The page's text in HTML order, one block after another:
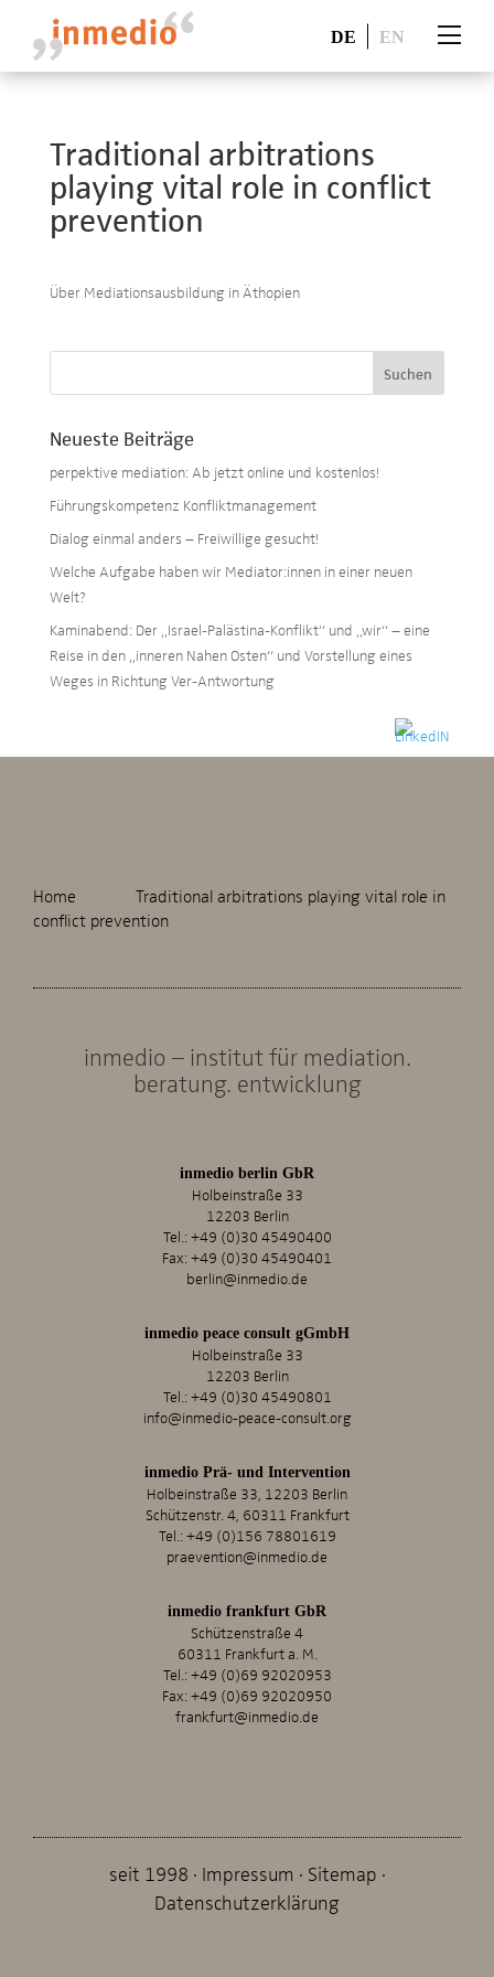
DE EN
Traditional arbitrations
playing vital role in conflict
prevention
Über Mediationsausbildung in Äthopien
Neueste Beiträge
perpektive mediation: Ab jetzt online und kostenlos!
Führungskompetenz Konfliktmanagement
Dialog einmal anders – Freiwillige gesucht!
Welche Aufgabe haben wir Mediator:innen in einer neuen
Welt?
Kaminabend: Der „Israel-Palästina-Konflikt“ und „wir“ – eine
Reise in den „inneren Nahen Osten“ und Vorstellung eines
Weges in Richtung Ver-Antwortung
Home
Traditional arbitrations playing vital role in
conflict prevention
inmedio – institut für mediation.
beratung. entwicklung
inmedio berlin GbR
Holbeinstraße 33
12203 Berlin
Tel.:+49 (0)30 45490400
Fax: +49 (0)30 45490401
berlin@inmedio.de
inmedio peace consult gGmbH
Holbeinstraße 33
12203 Berlin
Tel.:+49 (0)30 45490801
info@inmedio-peace-consult.org
inmedio Prä- und Intervention
Holbeinstraße 33, 12203 Berlin
Schützenstr. 4, 60311 Frankfurt
Tel.:+49 (0)156 78801619
praevention@inmedio.de
inmedio frankfurt GbR
Schützenstraße 4
60311 Frankfurt a. M.
Tel.:+49 (0)69 92020953
Fax: +49 (0)69 92020950
frankfurt@inmedio.de
seit 1998 Impressum Sitemap
Datenschutzerklärung